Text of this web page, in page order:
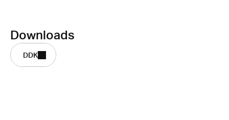
Downloads
DDK